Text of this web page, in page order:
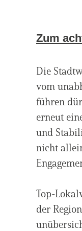
Zum
Die
vom
führen
erneut
und
nicht
Top-
der